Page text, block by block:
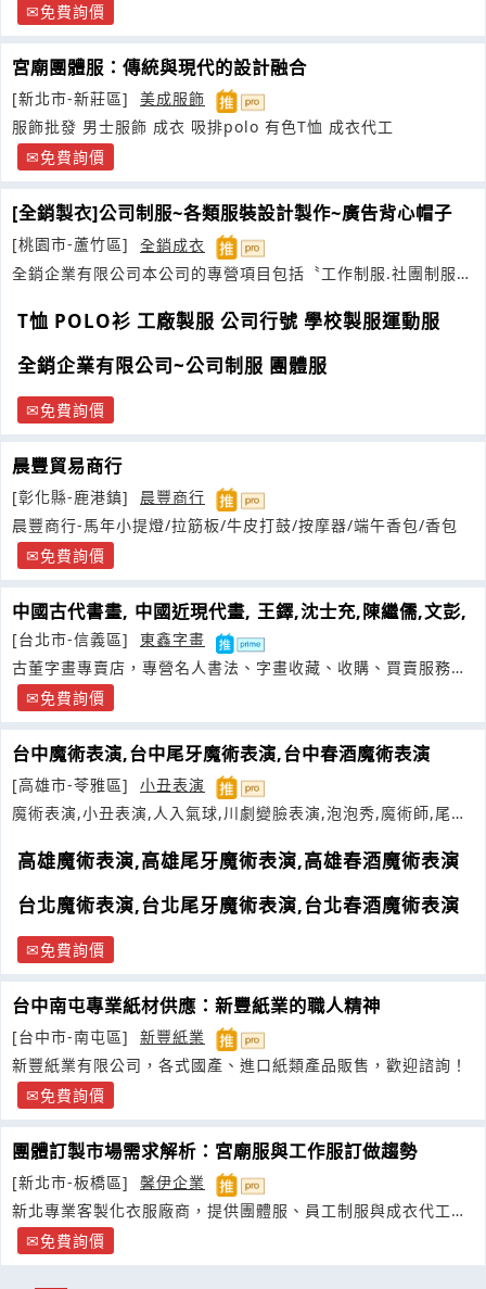
免費詢價
宮廟團體服：傳統與現代的設計融合
[新北市-新莊區]
美成服飾
服飾批發 男士服飾 成衣 吸排polo 有色T恤 成衣代工
免費詢價
[全銷製衣]公司制服~各類服裝設計製作~廣告背心帽子
[桃園市-蘆竹區]
全銷成衣
全銷企業有限公司本公司的專營項目包括〝工作制服.社團制服.
T恤 POLO衫 工廠製服 公司行號 學校製服運動服
全銷企業有限公司~公司制服 團體服
免費詢價
晨豐貿易商行
[彰化縣-鹿港鎮]
晨豐商行
晨豐商行-馬年小提燈/拉筋板/牛皮打鼓/按摩器/端午香包/香包
免費詢價
中國古代書畫, 中國近現代畫, 王鐸,沈士充,陳繼儒,文彭,
[台北市-信義區]
東鑫字畫
古董字畫專賣店，專營名人書法、字畫收藏、收購、買賣服務；
買賣于右任
免費詢價
台中魔術表演,台中尾牙魔術表演,台中春酒魔術表演
[高雄市-苓雅區]
小丑表演
魔術表演,小丑表演,人入氣球,川劇變臉表演,泡泡秀,魔術師,尾牙
高雄魔術表演,高雄尾牙魔術表演,高雄春酒魔術表演
台北魔術表演,台北尾牙魔術表演,台北春酒魔術表演
免費詢價
台中南屯專業紙材供應：新豐紙業的職人精神
[台中市-南屯區]
新豐紙業
新豐紙業有限公司，各式國產、進口紙類產品販售，歡迎諮詢！
免費詢價
團體訂製市場需求解析：宮廟服與工作服訂做趨勢
[新北市-板橋區]
馨伊企業
新北專業客製化衣服廠商，提供團體服、員工制服與成衣代工服
務，品質穩定價格實惠
免費詢價